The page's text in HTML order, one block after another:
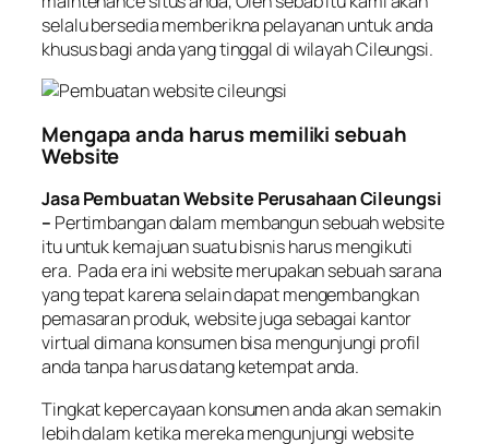
selalu bersedia memberikna pelayanan untuk anda
khusus bagi anda yang tinggal di wilayah Cileungsi.
Mengapa anda harus memiliki sebuah
Website
Jasa Pembuatan Website Perusahaan Cileungsi
– Pertimbangan dalam membangun sebuah website
itu untuk kemajuan suatu bisnis harus mengikuti
era. Pada era ini website merupakan sebuah sarana
yang tepat karena selain dapat mengembangkan
pemasaran produk, website juga sebagai kantor
virtual dimana konsumen bisa mengunjungi profil
anda tanpa harus datang ketempat anda.
Tingkat kepercayaan konsumen anda akan semakin
lebih dalam ketika mereka mengunjungi website